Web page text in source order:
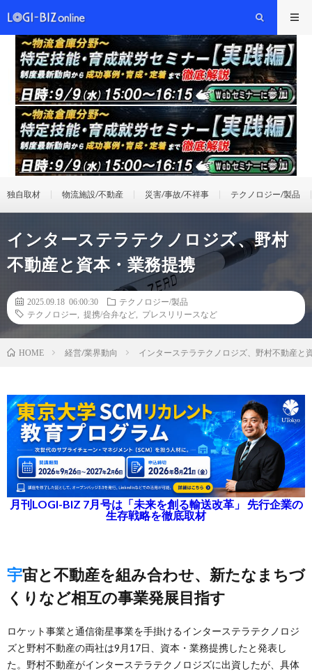
独自取材 物流施設/不動産 災害/事故/不祥事 テクノロジー/製品
インターステラテクノロジズ、野村
不動産と資本・業務提携
2025.09.18 06:00:30
テクノロジー/製品
テクノロジー
提携/合弁など プレスリリースなど
HOME 経営/業界動向 インターステラテクノロジズ、野村不動産と
月刊LOGI-BIZ 7月号は「未来を創る輸送改革」 先行企業の
生存戦略を徹底取材
宇宙と不動産を組み合わせ、新たなまちづ
くりなど相互の事業発展目指す
ロケット事業と通信衛星事業を手掛けるインターステラテクノロジ
ズと野村不動産の両社は9月17日、資本・業務提携したと発表し
た。野村不動産がインターステラテクノロジズに出資したが、具体